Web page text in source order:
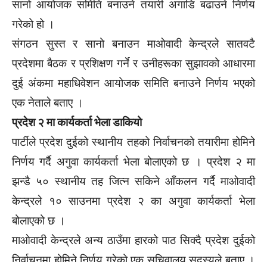
सानो आयोजक समिति बनाउने तयारी अगाडि बढाउने निर्णय
गरेको हो ।
संगठन सुस्त र सानो बनाउन माओवादी केन्द्रले सातवटै
प्रदेशमा बैठक र प्रशिक्षण गर्ने र उनीहरूका सुझावको आधारमा
दुई अंकमा महाधिवेशन आयोजक समिति बनाउने निर्णय भएको
एक नेताले बताए ।
प्रदेश २ मा कार्यकर्ता भेला डाकियो
पार्टीले प्रदेश दुईको स्थानीय तहको निर्वाचनको तयारीमा होमिने
निर्णय गर्दै अगुवा कार्यकर्ता भेला बोलाएको छ । प्रदेश २ मा
झन्डै ५० स्थानीय तह जित्न सकिने आँकलन गर्दै माओवादी
केन्द्रले १० साउनमा प्रदेश २ का अगुवा कार्यकर्ता भेला
बोलाएको छ ।
माओवादी केन्द्रले अन्य ठाउँमा हारको पाठ सिक्दै प्रदेश दुईको